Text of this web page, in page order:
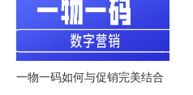
一物一码如何与促销完美结合